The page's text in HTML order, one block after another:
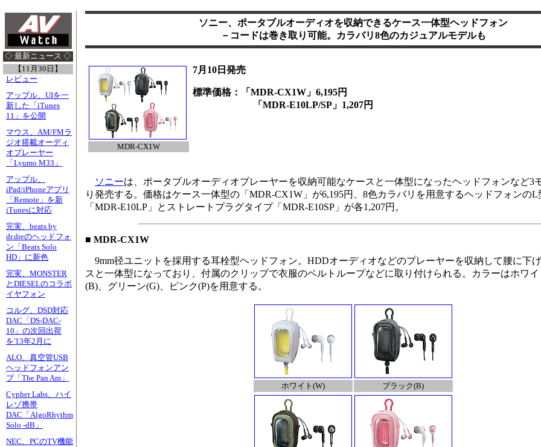
◇ 最新ニュース ◇
【11月30日】
レビュー
アップル、UIを一
新した「iTunes
11」を公開
マウス、AM/FMラ
ジオ搭載オーディ
オプレーヤー
「Lyumo M33」
アップル、
iPad/iPhoneアプリ
「Remote」を新
iTunesに対応
完実、beats by
dr.dreのヘッドフォ
ン「Beats Solo
HD」に新色
完実、MONSTER
とDIESELのコラボ
イヤフォン
コルグ、DSD対応
DAC「DS-DAC-
10」の次回出荷
を'13年2月に
ALO、真空管USB
ヘッドフォンアン
プ「The Pan Am」
Cypher Labs、ハイ
レゾ携帯
DAC「AlgoRhythm
Solo -dB」
NEC、PCのTV機能
ソニー、ポータブルオーディオを収納できるケース一体型ヘッドフォン
－コードは巻き取り可能。カラバリ8色のカジュアルモデルも
MDR-CX1W
7月10日発売
標準価格：「MDR-CX1W」6,195円
「MDR-E10LP/SP」1,207円
ソニーは、ポータブルオーディオプレーヤーを収納可能なケースと一体型になったヘッドフォンなど3
り発売する。価格はケース一体型の「MDR-CX1W」が6,195円、8色カラバリを用意するヘッドフォンの
「MDR-E10LP」とストレートプラグタイプ「MDR-E10SP」が各1,207円。
■ MDR-CX1W
9mm径ユニットを採用する耳栓型ヘッドフォン。HDDオーディオなどのプレーヤーを収納して腰に下
スと一体型になっており、付属のクリップで衣服のベルトループなどに取り付けられる。カラーはホワ
(B)、グリーン(G)、ピンク(P)を用意する。
ホワイト(W) ブラック(B)